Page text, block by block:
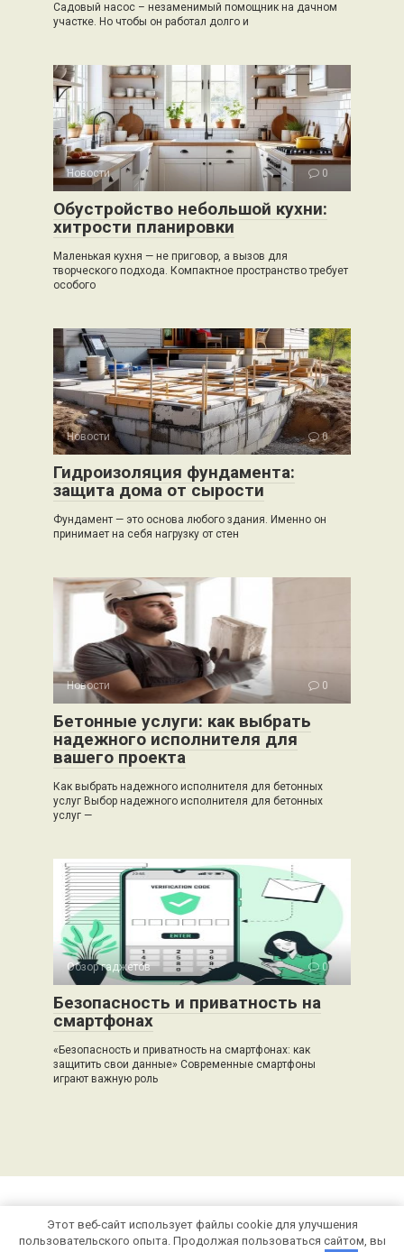
Садовый насос – незаменимый помощник на дачном
участке. Но чтобы он работал долго и
Новости 0
Обустройство небольшой кухни:
хитрости планировки
Маленькая кухня — не приговор, а вызов для
творческого подхода. Компактное пространство требует
особого
Новости 0
Гидроизоляция фундамента:
защита дома от сырости
Фундамент — это основа любого здания. Именно он
принимает на себя нагрузку от стен
Новости 0
Бетонные услуги: как выбрать
надежного исполнителя для
вашего проекта
Как выбрать надежного исполнителя для бетонных
услуг Выбор надежного исполнителя для бетонных
услуг —
Обзор гаджетов 0
Безопасность и приватность на
смартфонах
«Безопасность и приватность на смартфонах: как
защитить свои данные» Современные смартфоны
играют важную роль
© 2026 stroivector.ru
Этот веб-сайт использует файлы cookie для улучшения
пользовательского опыта. Продолжая пользоваться сайтом, вы